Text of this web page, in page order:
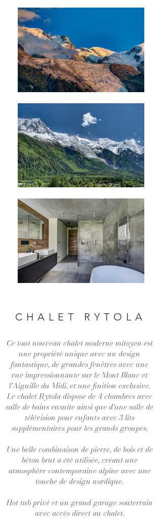
CHALET RYTOLA
Ce tout nouveau chalet moderne mitoyen est
une propriété unique avec un design
fantastique, de grandes fenêtres avec une
vue impressionnante sur le Mont Blanc et
l'Aiguille du Midi, et une finition exclusive.
Le chalet Rytola dispose de 4 chambres avec
salle de bains ensuite ainsi que d'une salle de
télévision pour enfants avec 3 lits
supplémentaires pour les grands groupes.
Une belle combinaison de pierre, de bois et de
béton brut a été utilisée, créant une
atmosphère contemporaine alpine avec une
touche de design nordique.
Hot tub privé et un grand garage souterrain
avec accès direct au chalet.